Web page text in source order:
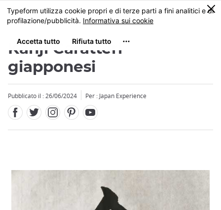
Skip
to
content
MENU
0
Kanji Caratteri
giapponesi
Pubblicato il : 26/06/2024 Per : Japan Experience